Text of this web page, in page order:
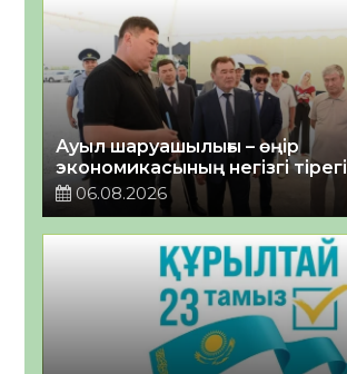
Ауыл шаруашылығы – өңір
экономикасының негізгі тірегі
06.08.2026